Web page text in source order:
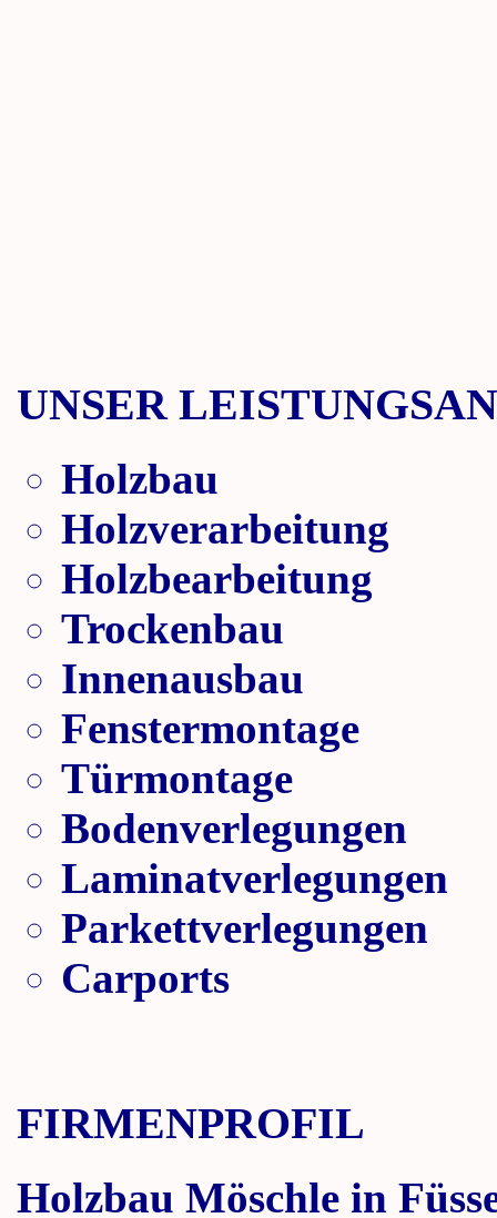
UNSER
Holzbau
Holzverarbeitung
Holzbearbeitung
Trockenbau
Innenausbau
Fenstermontage
Türmontage
Bodenverlegungen
Laminatverlegungen
Parkettverlegungen
Carports
FIRMENPROFIL
Holzbau Möschle in